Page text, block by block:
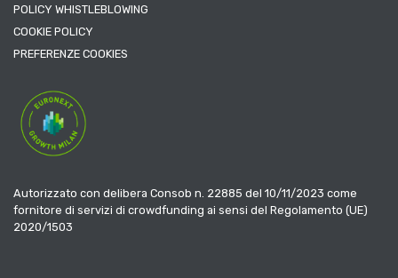
POLICY WHISTLEBLOWING
COOKIE POLICY
PREFERENZE COOKIES
Autorizzato con delibera Consob n. 22885 del 10/11/2023 come
fornitore di servizi di crowdfunding ai sensi del Regolamento (UE)
2020/1503